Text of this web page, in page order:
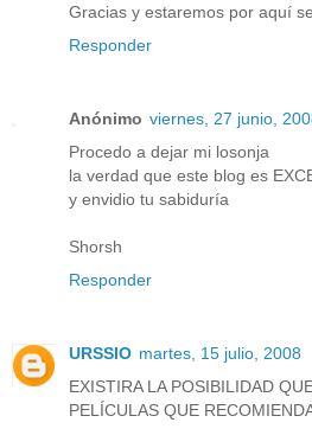
Gracias y estaremos por aquí
Responder
Anónimo viernes, 27 junio,
Procedo a dejar mi losonja
la verdad que este blog es
y envidio tu sabiduría
Shorsh
Responder
URSSIO martes, 15 julio, 2008
EXISTIRA LA POSIBILIDAD
PELÍCULAS QUE